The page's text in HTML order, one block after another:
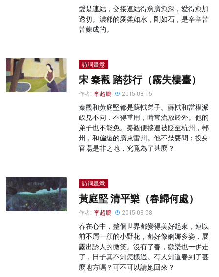
愛是連結，交接連結得愈廣愈深，愛得愈加
透切。濃郁的愛柔如水，剛如石，是辛辛苦
苦鍊成的。
詩詞畫意
宋 秦觀 踏莎行（霧失樓臺）
作者: 李超鵬 2015-03-15
秦觀和黃庭堅都是蘇軾弟子。蘇軾和當權派
政見不同，不得重用，時常流放於外。他的
弟子也不能免。秦觀便接連被貶至杭州，郴
州，和偏遠的廣東雷州。他不禁要問：投身
官場是非之地，究竟為了甚麼？
詩詞畫意
黃庭堅 清平樂（春歸何處）
作者: 李超鵬 2015-03-08
春在心中，整個世界都變得美好起來，連以
前不屑一顧的小野花，都好像婀娜多姿，展
露出誘人的微笑。沒有了春，歡樂也一併走
了，日子真不知怎樣過。有人知道春到了甚
麼地方嗎？可不可以請她回來？